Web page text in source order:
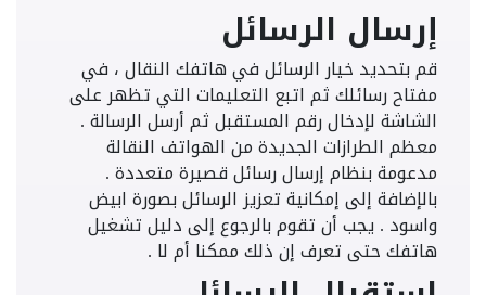
إرسال الرسائل
قم بتحديد خيار الرسائل في هاتفك النقال ، في
مفتاح رسائلك ثم اتبع التعليمات التي تظهر على
الشاشة لإدخال رقم المستقبل ثم أرسل الرسالة .
معظم الطرازات الجديدة من الهواتف النقالة
مدعومة بنظام إرسال رسائل قصيرة متعددة .
بالإضافة إلى إمكانية تعزيز الرسائل بصورة ابيض
واسود . يجب أن تقوم بالرجوع إلى دليل تشغيل
هاتفك حتى تعرف إن ذلك ممكنا أم لا .